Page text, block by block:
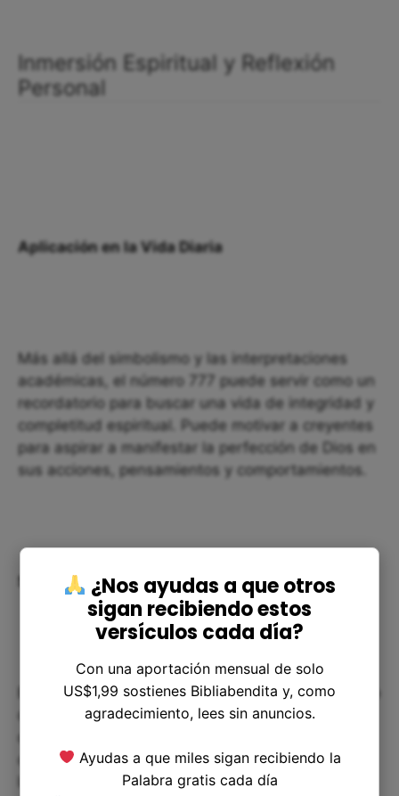
Inmersión Espiritual y Reflexión
Personal
Aplicación en la Vida Diaria
Más allá del simbolismo y las interpretaciones
académicas, el número 777 puede servir como un
recordatorio para buscar una vida de integridad y
completitud espiritual. Puede motivar a creyentes
para aspirar a manifestar la perfección de Dios en
sus acciones, pensamientos y comportamientos.
Símbolo de Esperanza y Consumación
En última instancia, 777 puede verse como un faro
de luz que anuncia la esperanza de la redención
definitiva y el cumplimiento de las promesas
divinas. Para muchos, simboliza que, a pesar de
las tribulaciones del mundo, la perfección de Dios
¿Nos ayudas a que otros
sigan recibiendo estos
versículos cada día?
Con una aportación mensual de solo
US$1,99 sostienes Bibliabendita y, como
agradecimiento, lees sin anuncios.
Ayudas a que miles sigan recibiendo la
Palabra gratis cada día